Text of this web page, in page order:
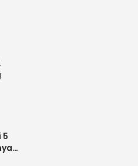
RI
5